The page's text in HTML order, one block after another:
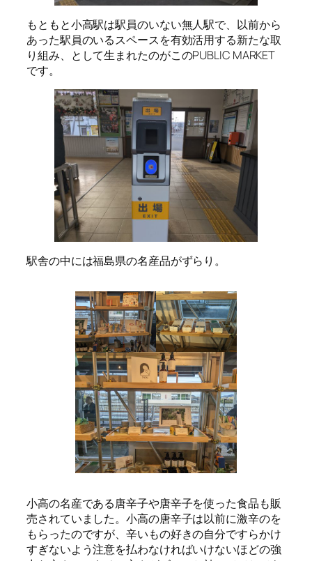
もともと小高駅は駅員のいない無人駅で、以前から
あった駅員のいるスペースを有効活用する新たな取
り組み、として生まれたのがこのPUBLIC MARKET
です。
駅舎の中には福島県の名産品がずらり。
小高の名産である唐辛子や唐辛子を使った食品も販
売されていました。小高の唐辛子は以前に激辛のを
もらったのですが、辛いもの好きの自分ですらかけ
すぎないよう注意を払わなければいけないほどの強